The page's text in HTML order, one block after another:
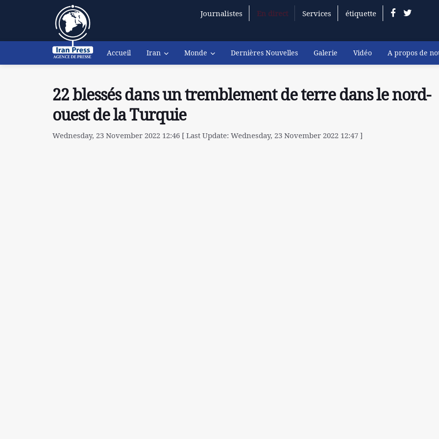
Journalistes En direct Services étiquette
Accueil Iran Monde Dernières Nouvelles Galerie Vidéo A propos de
22 blessés dans un tremblement de terre dans le nord-
ouest de la Turquie
Wednesday, 23 November 2022 12:46 [ Last Update: Wednesday, 23 November 2022 12:47 ]